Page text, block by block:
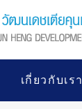
เกี่ยวกับเรา